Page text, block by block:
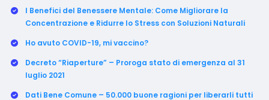
I Benefici del Benessere Mentale: Come Migliorare la
Concentrazione e Ridurre lo Stress con Soluzioni Naturali
Ho avuto COVID-19, mi vaccino?
Decreto “Riaperture” – Proroga stato di emergenza al 31
luglio 2021
Dati Bene Comune – 50.000 buone ragioni per liberarli tutti